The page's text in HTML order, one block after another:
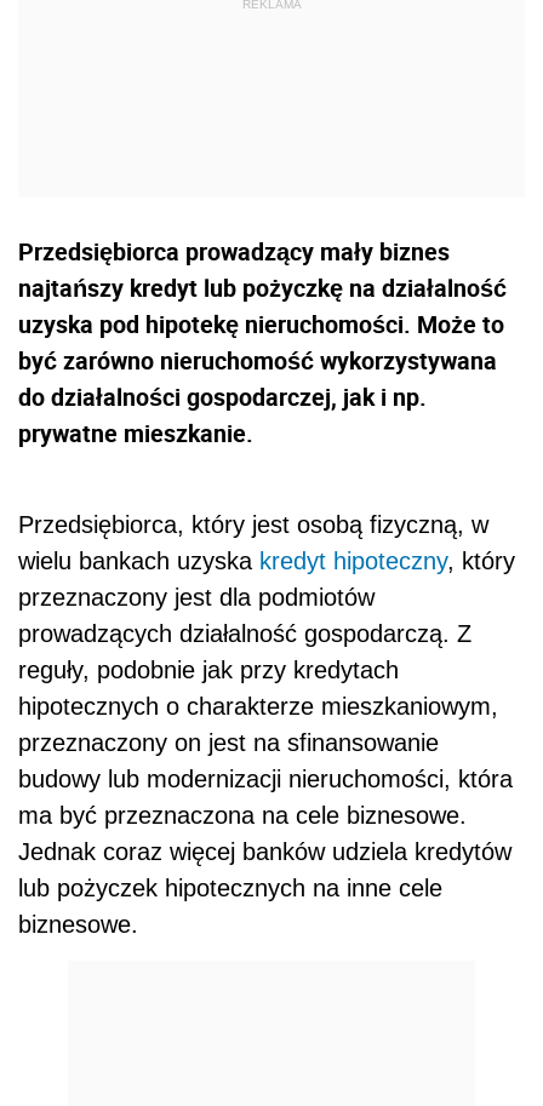
Przedsiębiorca prowadzący mały biznes
najtańszy kredyt lub pożyczkę na działalność
uzyska pod hipotekę nieruchomości. Może to
być zarówno nieruchomość wykorzystywana
do działalności gospodarczej, jak i np.
prywatne mieszkanie.
Przedsiębiorca, który jest osobą fizyczną, w
wielu bankach uzyska kredyt hipoteczny, który
przeznaczony jest dla podmiotów
prowadzących działalność gospodarczą. Z
reguły, podobnie jak przy kredytach
hipotecznych o charakterze mieszkaniowym,
przeznaczony on jest na sfinansowanie
budowy lub modernizacji nieruchomości, która
ma być przeznaczona na cele biznesowe.
Jednak coraz więcej banków udziela kredytów
lub pożyczek hipotecznych na inne cele
biznesowe.